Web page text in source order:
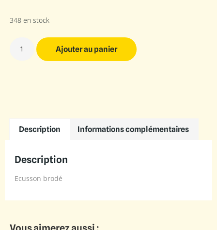
348 en stock
Ajouter au panier
Description Informations complémentaires
Description
Ecusson brodé